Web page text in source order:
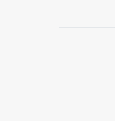
χορήγησης
διάρκεια της